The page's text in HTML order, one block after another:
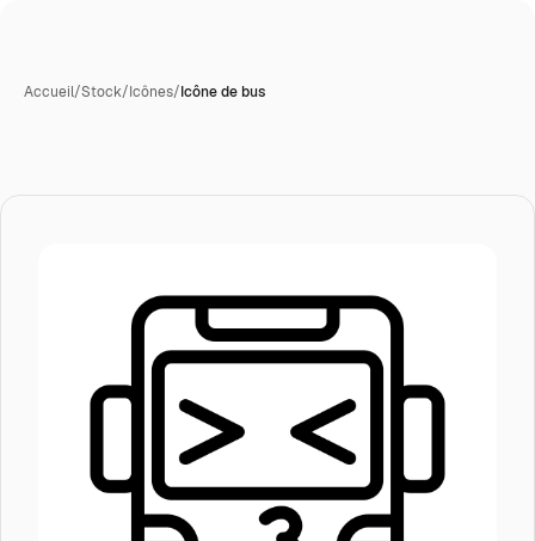
Accueil/Stock/Icônes/Icône de bus